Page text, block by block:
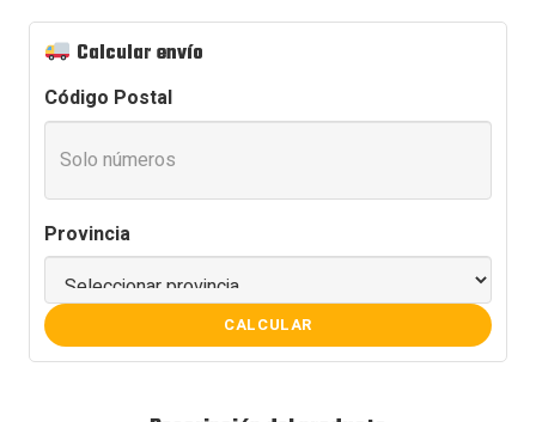
Calcular envío
Código Postal
Provincia
CALCULAR